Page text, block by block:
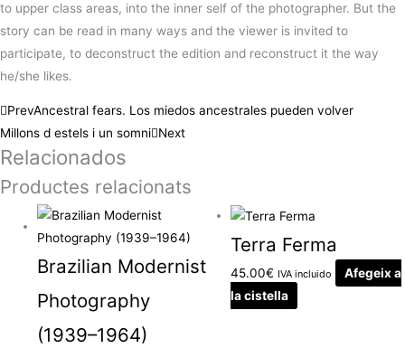
to upper class areas, into the inner self of the photographer. But the
story can be read in many ways and the viewer is invited to
participate, to deconstruct the edition and reconstruct it the way
he/she likes.
PrevAncestral fears. Los miedos ancestrales pueden volver
Millons d estels i un somni Next
Relacionados
Productes relacionats
Brazilian Modernist
Photography
(1939–1964)
Terra Ferma
45.00€ IVA incluido
Afegeix a
la cistella